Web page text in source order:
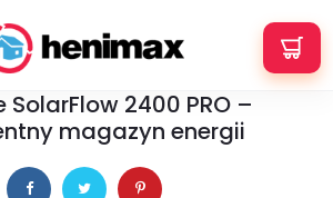
14 maja 2026
SolarFlow 2400 PRO –
magazyn energii